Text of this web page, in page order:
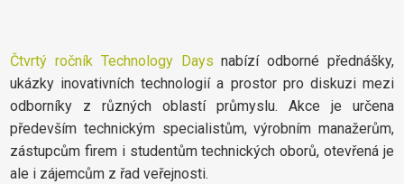
Čtvrtý ročník Technology Days nabízí odborné přednášky,
ukázky inovativních technologií a prostor pro diskuzi mezi
odborníky z různých oblastí průmyslu. Akce je určena
především technickým specialistům, výrobním manažerům,
zástupcům firem i studentům technických oborů, otevřená je
ale i zájemcům z řad veřejnosti.